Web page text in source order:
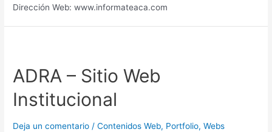
Dirección Web: www.informateaca.com
ADRA – Sitio Web
Institucional
Deja un comentario /Contenidos Web, Portfolio,Webs